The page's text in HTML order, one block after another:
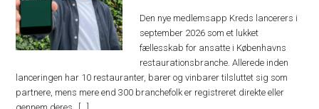
Den nye medlemsapp Kreds lancerers i
september 2026 som et lukket
fællesskab for ansatte i Københavns
restaurationsbranche. Allerede inden
lanceringen har 10 restauranter, barer og vinbarer tilsluttet sig som
partnere, mens mere end 300 branchefolk er registreret direkte eller